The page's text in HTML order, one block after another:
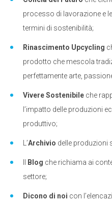
processo di lavorazione e
termini di sostenibilità;
Rinascimento Upcycling
prodotto che mescola
perfettamente arte,
Vivere Sostenibile che
l’impatto delle produzioni
produttivo;
L’Archivio delle produzioni
Blog che richiama ai
settore;
Dicono di noi con